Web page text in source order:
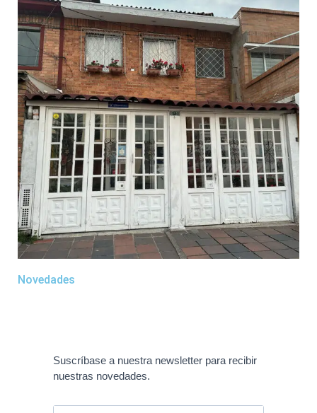
Novedades
Suscríbase a nuestra newsletter para recibir
nuestras novedades.